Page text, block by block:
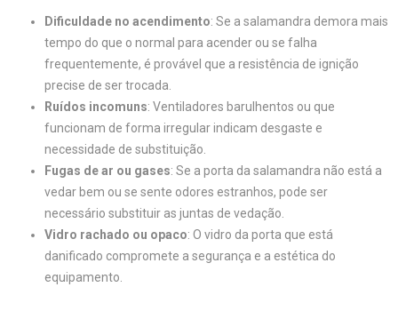
Dificuldade no acendimento: Se a salamandra demora mais
tempo do que o normal para acender ou se falha
frequentemente, é provável que a resistência de ignição
precise de ser trocada.
Ruídos incomuns: Ventiladores barulhentos ou que
funcionam de forma irregular indicam desgaste e
necessidade de substituição.
Fugas de ar ou gases: Se a porta da salamandra não está a
vedar bem ou se sente odores estranhos, pode ser
necessário substituir as juntas de vedação.
Vidro rachado ou opaco: O vidro da porta que está
danificado compromete a segurança e a estética do
equipamento.